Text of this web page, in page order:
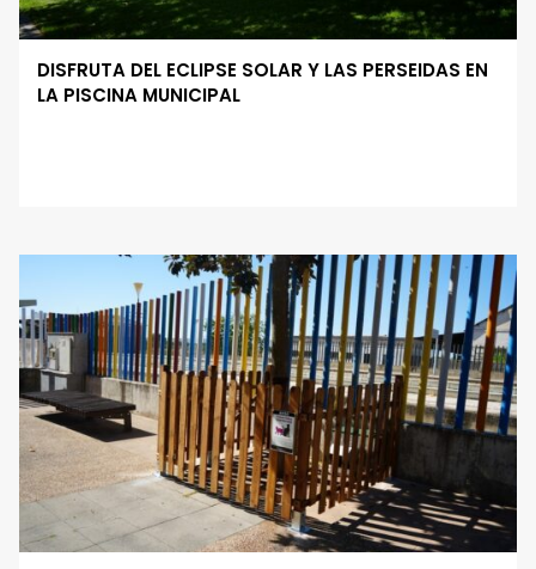
DISFRUTA DEL ECLIPSE SOLAR Y LAS PERSEIDAS EN
LA PISCINA MUNICIPAL